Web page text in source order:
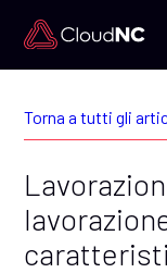
Torna a tutti gli